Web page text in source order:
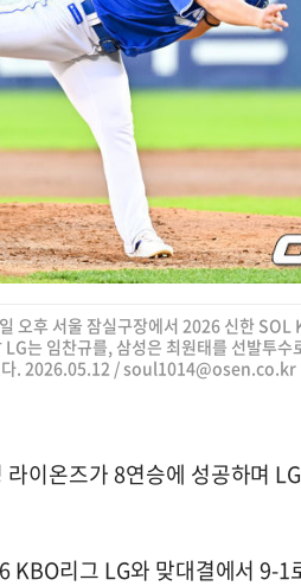
오후 서울 잠실구장에서 2026 신한 SOL
는 임찬규를, 삼성은 최원태를 선발투수
다. 2026.05.12 / soul1014@osen.co.kr
이온즈가 8연승에 성공하며
KBO리그 LG와 맞대결에서 9-